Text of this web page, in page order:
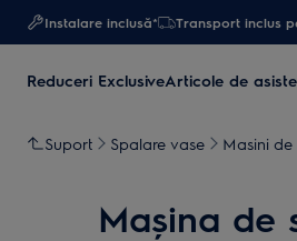
Instalare inclusă* Transport inclus
Reduceri ExclusiveArticole de
Suport Spalare vase Masini
Mașina de